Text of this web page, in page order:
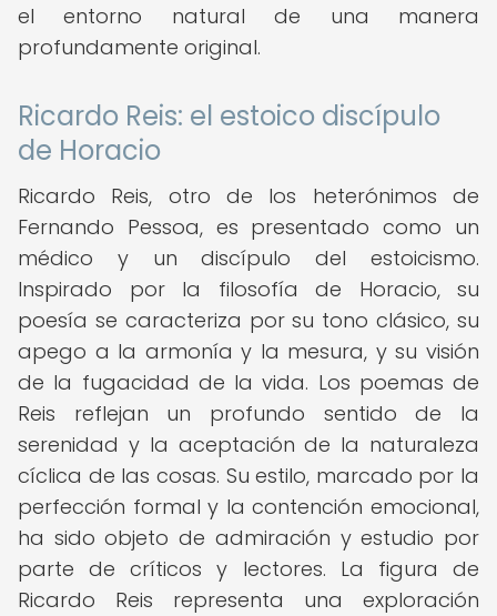
el entorno natural de una manera
profundamente original.
Ricardo Reis: el estoico discípulo
de Horacio
Ricardo Reis, otro de los heterónimos de
Fernando Pessoa, es presentado como un
médico y un discípulo del estoicismo.
Inspirado por la filosofía de Horacio, su
poesía se caracteriza por su tono clásico, su
apego a la armonía y la mesura, y su visión
de la fugacidad de la vida. Los poemas de
Reis reflejan un profundo sentido de la
serenidad y la aceptación de la naturaleza
cíclica de las cosas. Su estilo, marcado por la
perfección formal y la contención emocional,
ha sido objeto de admiración y estudio por
parte de críticos y lectores. La figura de
Ricardo Reis representa una exploración